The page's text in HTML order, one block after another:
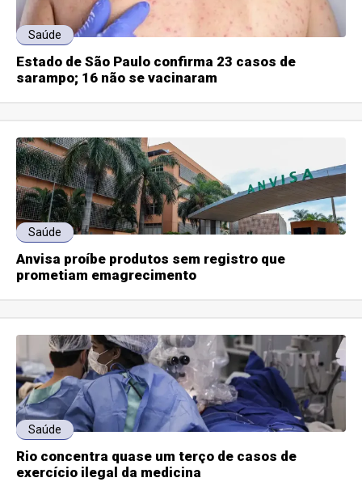
Saúde
Estado de São Paulo confirma 23 casos de
sarampo; 16 não se vacinaram
Saúde
Anvisa proíbe produtos sem registro que
prometiam emagrecimento
Saúde
Rio concentra quase um terço de casos de
exercício ilegal da medicina